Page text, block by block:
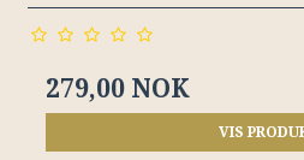
279,00 NOK
VIS